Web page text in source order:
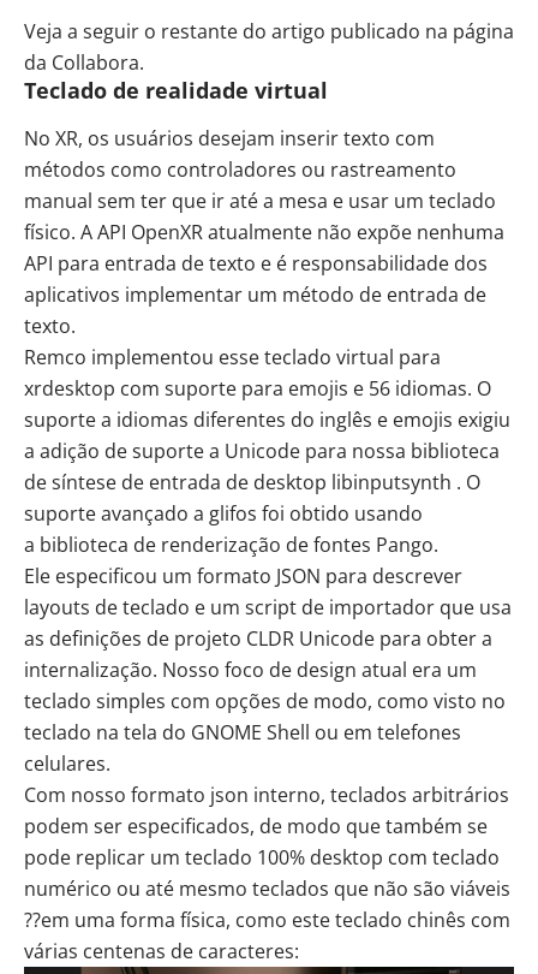
Veja a seguir o restante do artigo publicado na página
da Collabora.
Teclado de realidade virtual
No XR, os usuários desejam inserir texto com
métodos como controladores ou rastreamento
manual sem ter que ir até a mesa e usar um teclado
físico. A API OpenXR atualmente não expõe nenhuma
API para entrada de texto e é responsabilidade dos
aplicativos implementar um método de entrada de
texto.
Remco implementou esse teclado virtual para
xrdesktop com suporte para emojis e 56 idiomas. O
suporte a idiomas diferentes do inglês e emojis exigiu
a adição de suporte a Unicode para nossa biblioteca
de síntese de entrada de desktop libinputsynth . O
suporte avançado a glifos foi obtido usando
a biblioteca de renderização de fontes Pango.
Ele especificou um formato JSON para descrever
layouts de teclado e um script de importador que usa
as definições de projeto CLDR Unicode para obter a
internalização. Nosso foco de design atual era um
teclado simples com opções de modo, como visto no
teclado na tela do GNOME Shell ou em telefones
celulares.
Com nosso formato json interno, teclados arbitrários
podem ser especificados, de modo que também se
pode replicar um teclado 100% desktop com teclado
numérico ou até mesmo teclados que não são viáveis
??em uma forma física, como este teclado chinês com
várias centenas de caracteres: